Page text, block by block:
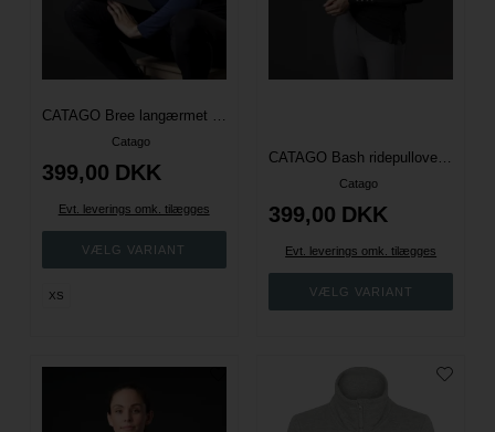
Catago
399,00 DKK
Evt. leverings omk. tilægges
XS
Catago
399,00 DKK
Evt. leverings omk. tilægges